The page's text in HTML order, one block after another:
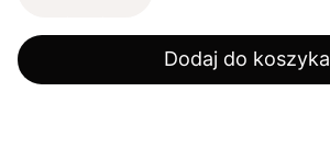
Dodaj do koszyka